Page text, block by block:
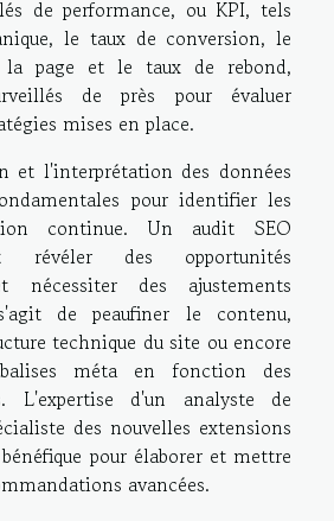
de performance, ou KPI, tels
le taux de conversion, le
la page et le taux de rebond,
de près pour évaluer
mises en place.
et l'interprétation des données
pour identifier les
continue. Un audit SEO
révéler des opportunités
nécessiter des ajustements
de peaufiner le contenu,
technique du site ou encore
méta en fonction des
L'expertise d'un analyste de
des nouvelles extensions
pour élaborer et mettre
avancées.